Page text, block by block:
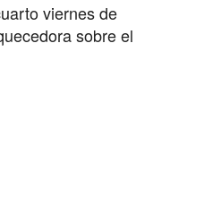
viernes de
sobre el